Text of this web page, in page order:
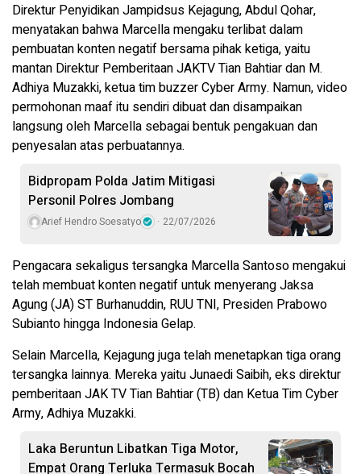
Direktur Penyidikan Jampidsus Kejagung, Abdul Qohar,
menyatakan bahwa Marcella mengaku terlibat dalam
pembuatan konten negatif bersama pihak ketiga, yaitu
mantan Direktur Pemberitaan JAKTV Tian Bahtiar dan M.
Adhiya Muzakki, ketua tim buzzer Cyber Army. Namun, video
permohonan maaf itu sendiri dibuat dan disampaikan
langsung oleh Marcella sebagai bentuk pengakuan dan
penyesalan atas perbuatannya.
Bidpropam Polda Jatim Mitigasi
Personil Polres Jombang
Arief Hendro Soesatyo 22/07/2026
Pengacara sekaligus tersangka Marcella Santoso mengakui
telah membuat konten negatif untuk menyerang Jaksa
Agung (JA) ST Burhanuddin, RUU TNI, Presiden Prabowo
Subianto hingga Indonesia Gelap.
Selain Marcella, Kejagung juga telah menetapkan tiga orang
tersangka lainnya. Mereka yaitu Junaedi Saibih, eks direktur
pemberitaan JAK TV Tian Bahtiar (TB) dan Ketua Tim Cyber
Army, Adhiya Muzakki.
Laka Beruntun Libatkan Tiga Motor,
Empat Orang Terluka Termasuk Bocah